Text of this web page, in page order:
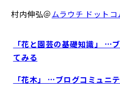
村内伸弘＠ムラウチ ドットコ
「花と園芸の基礎知識」 …
てみる
「花木」 …ブログコミュニ